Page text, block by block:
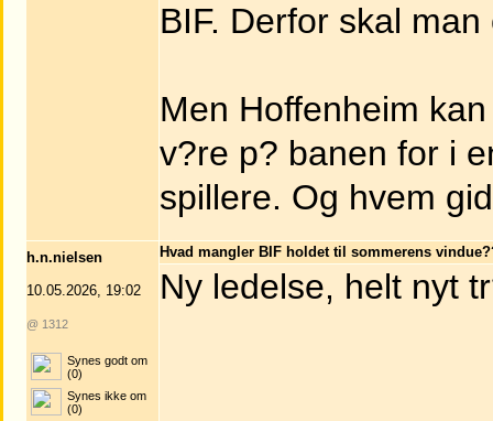
BIF. Derfor skal
Men Hoffenheim
v?re p? banen for i
spillere. Og hvem
h.n.nielsen
10.05.2026, 19:02
@ 1312
Synes godt om
(0)
Synes ikke om
(0)
Hvad mangler BIF holdet til sommerens
Ny ledelse, helt nyt